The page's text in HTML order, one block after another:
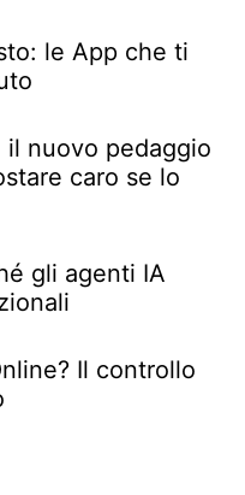
le App che ti
il nuovo pedaggio
caro se lo
gli agenti IA
Il controllo